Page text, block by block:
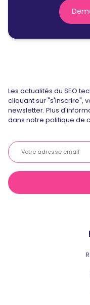
Les actualités du SEO
cliquant sur "s'inscrire",
newsletter. Plus
dans notre politique de